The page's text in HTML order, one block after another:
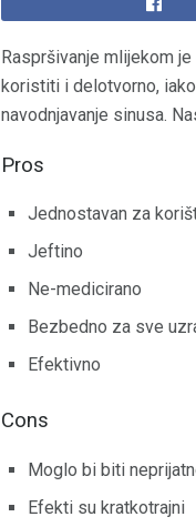
Raspršivanje mlijekom je
koristiti i delotvorno,
navodnjavanje sinusa.
Pros
Jednostavan za
Jeftino
Ne-medicirano
Bezbedno za sve
Efektivno
Cons
Moglo bi biti
Efekti su kratkotrajni